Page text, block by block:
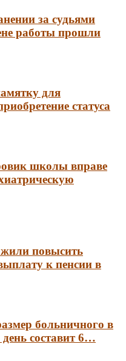
за судьями
работы прошли
для
статуса
школы вправе
повысить
к пенсии в
больничного в
день составит 6…